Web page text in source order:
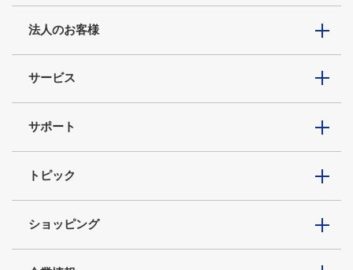
法人のお客様
サービス
サポート
トピック
ショッピング